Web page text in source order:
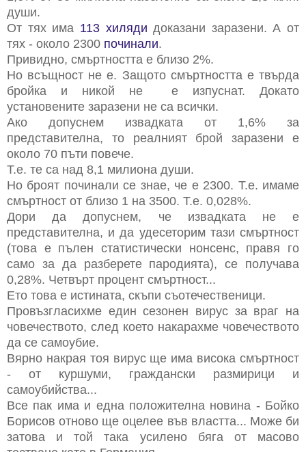
души.
От тях има 113 хиляди доказани заразени. А от
тях - около 2300 починали.
Привидно, смъртността е близо 2%.
Но всъщност не е. Защото смъртността е твърда
бройка и никой не е изпуснат. Докато
установените заразени не са всички.
Ако допуснем извадката от 1,6% за
представителна, то реалният брой заразени е
около 70 пъти повече.
Т.е. те са над 8,1 милиона души.
Но броят починали се знае, че е 2300. Т.е. имаме
смъртност от близо 1 на 3500. Т.е. 0,028%.
Дори да допуснем, че извадката не е
представителна, и да удесеторим тази смъртност
(това е пълен статистически нонсенс, правя го
само за да разберете пародията), се получава
0,28%. Четвърт процент смъртност...
Ето това е истината, скъпи съотечественици.
Провъзгласихме един сезонен вирус за враг на
човечеството, след което накарахме човечеството
да се самоубие.
Вярно накрая тоя вирус ще има висока смъртност
- от куршуми, граждански размирици и
самоубийства...
Все пак има и една положителна новина - Бойко
Борисов отново ще оцелее във властта... Може би
затова и той така усилено бяга от масово